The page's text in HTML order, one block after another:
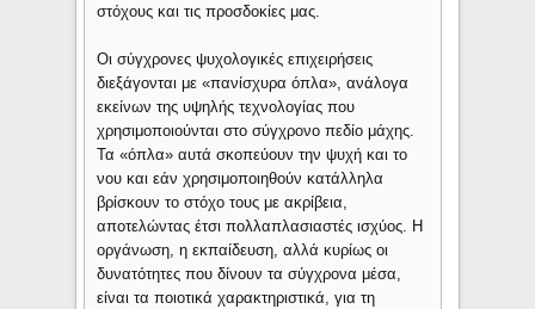
στόχους και τις προσδοκίες μας.
Οι σύγχρονες ψυχολογικές επιχειρήσεις
διεξάγονται με «πανίσχυρα όπλα», ανάλογα
εκείνων της υψηλής τεχνολογίας που
χρησιμοποιούνται στο σύγχρονο πεδίο μάχης.
Τα «όπλα» αυτά σκοπεύουν την ψυχή και το
νου και εάν χρησιμοποιηθούν κατάλληλα
βρίσκουν το στόχο τους με ακρίβεια,
αποτελώντας έτσι πολλαπλασιαστές ισχύος. Η
οργάνωση, η εκπαίδευση, αλλά κυρίως οι
δυνατότητες που δίνουν τα σύγχρονα μέσα,
είναι τα ποιοτικά χαρακτηριστικά, για τη